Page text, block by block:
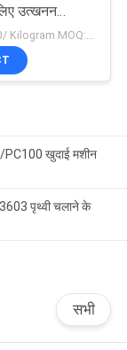
उत्खनन
बाल्टी दांत
$1.10 - $1.80/ Kilogram MOQ:100 किलोग्राम/किलोग्राम
PC100 खुदाई मशीन
पृथ्वी चलाने के
सभी